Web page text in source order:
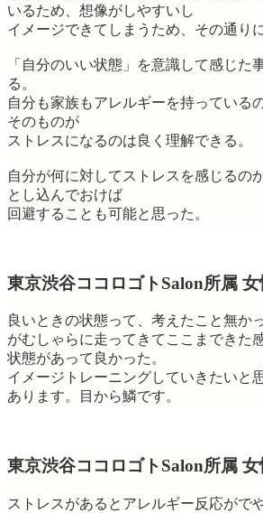
いるため、想像がしやすいし
イメージできてしまうため、その通り
「自分のいい状態」を意識して感じた
る。
自分も家族もアレルギーを持っている
そのものが
ストレスになるのは良く理解できる。
自分が何に対してストレスを感じるの
とし込んでおけば
回避することも可能と思った。
東京渋谷ココロゴトSalon所属 女
良いときの状態って、考えたこと無かっ
がむしゃらに走ってきてここまできた
状態があって良かった。
イメージトレーニングしていきたいと
あります。目から鱗です。
東京渋谷ココロゴトSalon所属 女
ストレスがあるとアレルギー反応がで